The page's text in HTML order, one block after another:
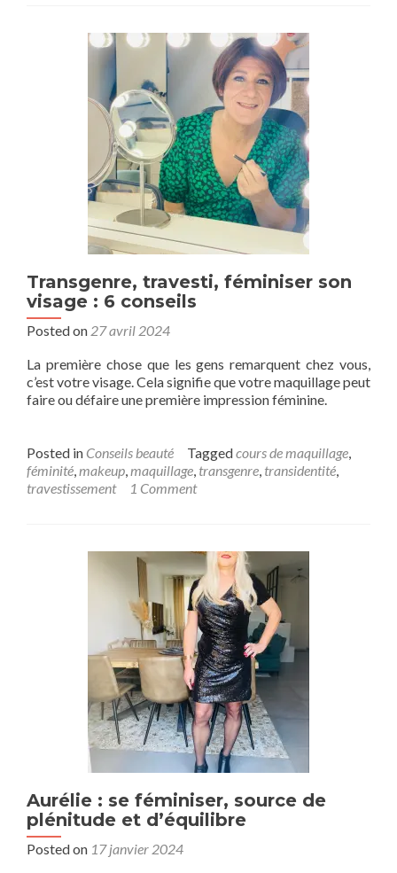
Transgenre, travesti, féminiser son
visage : 6 conseils
Posted on 27 avril 2024
La première chose que les gens remarquent chez vous,
c’est votre visage. Cela signifie que votre maquillage peut
faire ou défaire une première impression féminine.
Posted in Conseils beauté Taggedcours de maquillage,
féminité,makeup,maquillage, transgenre, transidentité,
travestissement
1 Comment
Aurélie : se féminiser, source de
plénitude et d’équilibre
Posted on 17 janvier 2024